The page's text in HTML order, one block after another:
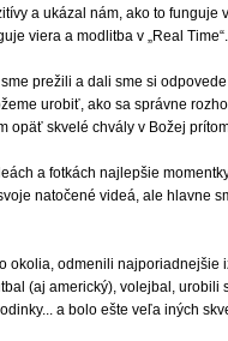
a ukázal nám, ako to funguje
viera a modlitba v „Real Time“.
prežili a dali sme si
urobiť, ako sa správne
opäť skvelé chvály v Božej
a fotkách najlepšie
natočené videá, ale hlavne
okolia, odmenili najporiadnejšie
(aj americký), volejbal, urobili
a bolo ešte veľa iných